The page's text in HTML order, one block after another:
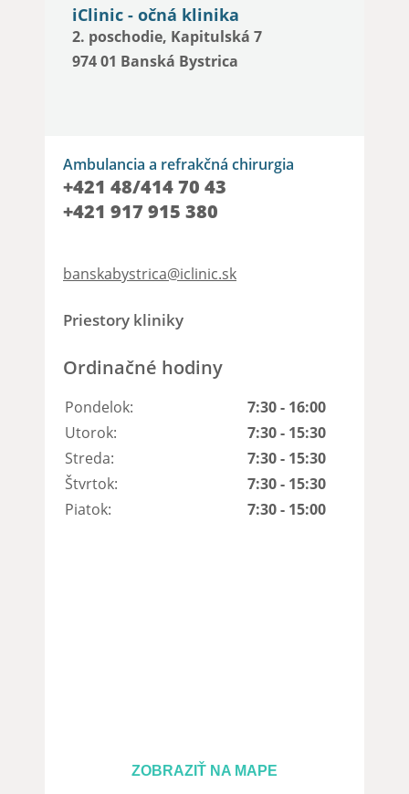
iClinic - očná klinika
2. poschodie, Kapitulská 7
974 01 Banská Bystrica
Ambulancia a refrakčná chirurgia
+421 48/414 70 43
+421 917 915 380
banskabystrica@iclinic.sk
Priestory kliniky
Ordinačné hodiny
Pondelok:
7:30 - 16:00
Utorok:
7:30 - 15:30
Streda:
7:30 - 15:30
Štvrtok:
7:30 - 15:30
Piatok:
7:30 - 15:00
ZOBRAZIŤ NA MAPE